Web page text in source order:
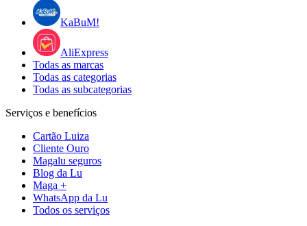
KaBuM!
AliExpress
Todas as marcas
Todas as categorias
Todas as subcategorias
Serviços e benefícios
Cartão Luiza
Cliente Ouro
Magalu seguros
Blog da Lu
Maga +
WhatsApp da Lu
Todos os serviços